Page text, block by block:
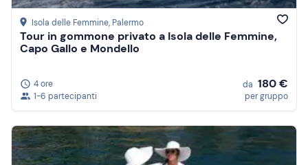
Isola delle Femmine, Palermo
Tour in gommone privato a Isola delle Femmine,
Capo Gallo e Mondello
4 ore
1-6 partecipanti
da 180 €
per gruppo